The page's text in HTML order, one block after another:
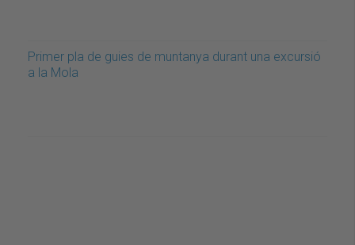
Primer pla de guies de muntanya durant una excursió
a la Mola